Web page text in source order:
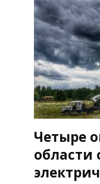
Четыре
области